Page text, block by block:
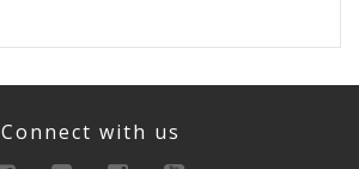
Connect with us